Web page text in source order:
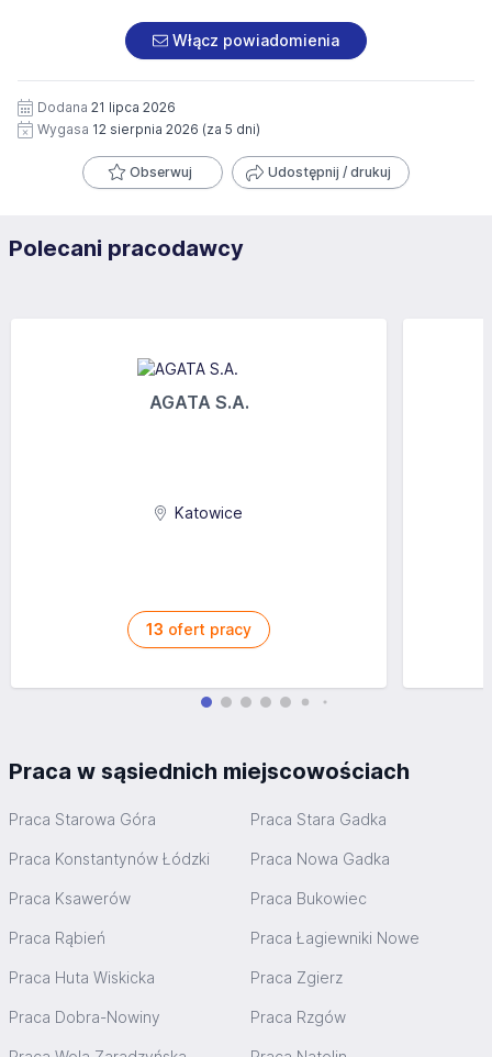
Włącz powiadomienia
Dodana 21 lipca 2026
Wygasa 12 sierpnia 2026 (za 5 dni)
Obserwuj Udostępnij / drukuj
Polecani pracodawcy
AGATA S.A.
Katowice
13 ofert pracy
Praca w sąsiednich miejscowościach
Praca Starowa Góra Praca Stara Gadka
Praca Konstantynów Łódzki Praca Nowa Gadka
Praca Ksawerów Praca Bukowiec
Praca Rąbień Praca Łagiewniki Nowe
Praca Huta Wiskicka Praca Zgierz
Praca Dobra-Nowiny Praca Rzgów